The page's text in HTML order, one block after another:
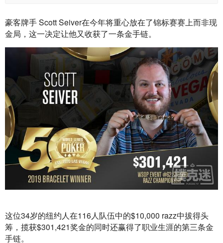
豪客牌手 Scott Seiver在今年将重心放在了锦标赛赛上而非现
金局，这一决定让他又收获了一条金手链。
这位34岁的纽约人在116人队伍中的$10,000 razz中拔得头
筹，揽获$301,421奖金的同时还赢得了职业生涯的第三条金
手链。